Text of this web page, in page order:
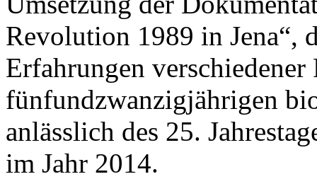
Revolution 1989 in Jena“,
Erfahrungen
fünfundzwanzigjährigen
anlässlich des 25.
im Jahr 2014.